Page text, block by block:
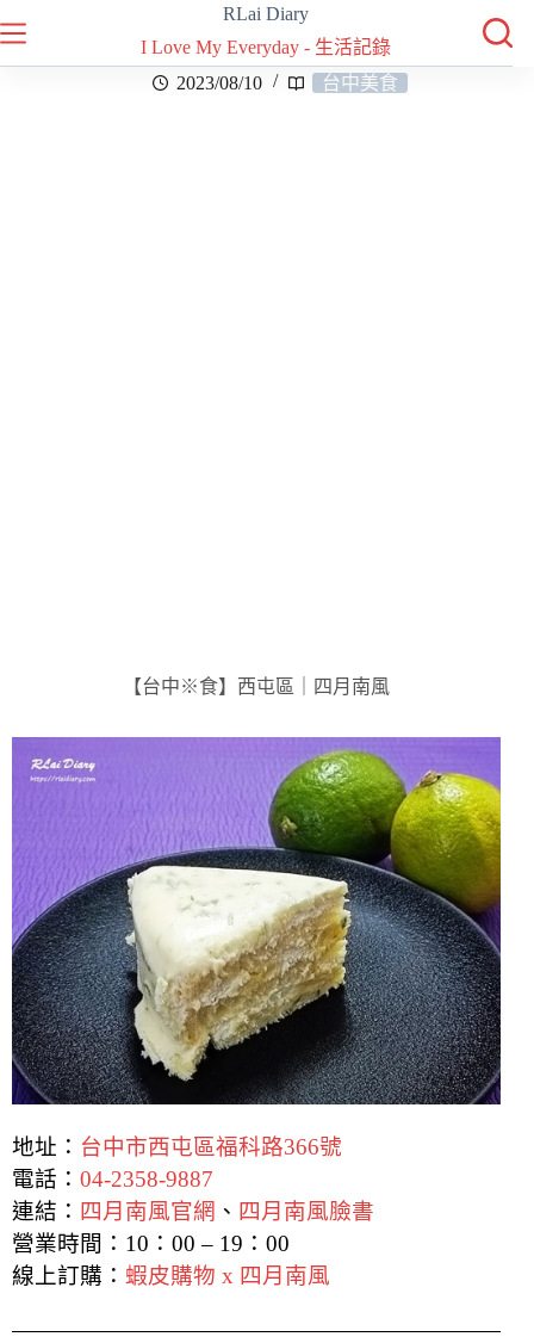
RLai Diary
I Love My Everyday - 生活記錄
2023/08/10
台中美食
【台中※食】西屯區｜四月南風
地址： 台中市西屯區福科路366號
電話： 04-2358-9887
連結： 四月南風官網 、 四月南風臉書
營業時間：10：00 – 19：00
線上訂購： 蝦皮購物 x 四月南風